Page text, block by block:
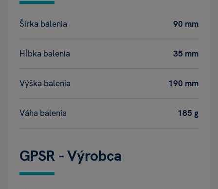
Šírka balenia 90 mm
Hĺbka balenia 35 mm
Výška balenia 190 mm
Váha balenia 185 g
GPSR - Výrobca